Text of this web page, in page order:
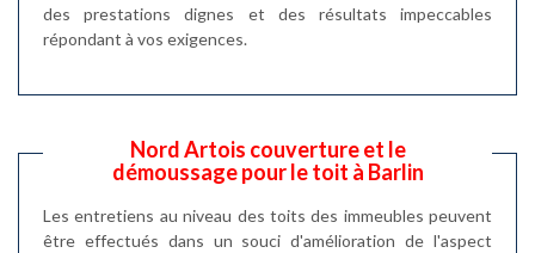
des prestations dignes et des résultats impeccables
répondant à vos exigences.
Nord Artois couverture et le
démoussage pour le toit à Barlin
Les entretiens au niveau des toits des immeubles peuvent
être effectués dans un souci d'amélioration de l'aspect